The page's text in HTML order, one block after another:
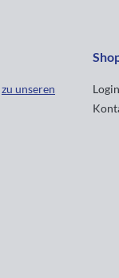
zu unseren
Login